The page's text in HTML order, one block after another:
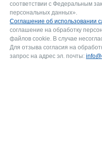
соответствии с Федеральным
персональных данных».
Соглашение об использовании
соглашение на обработку
файлов cookie. В случае
Для отзыва согласия на
запрос на адрес эл. почты: